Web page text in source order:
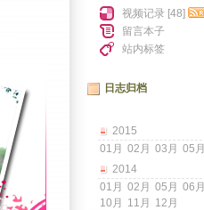
视频记录 [48]
留言本子
站内标签
日志归档
2015
01月 02月 03月 05月
2014
01月 02月 05月 06月
10月
11月
12月